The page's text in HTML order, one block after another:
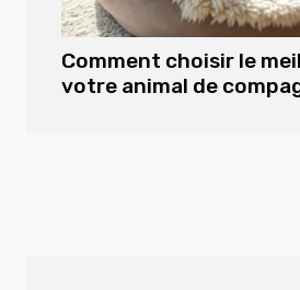
Comment choisir le
votre animal de